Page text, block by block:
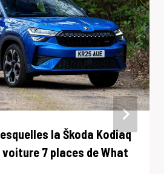
la Škoda Kodiaq
7 places de What